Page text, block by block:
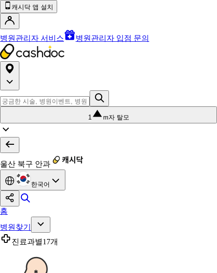
캐시닥 앱 설치
병원관리자 서비스 병원관리자 입점 문의
1 m자 탈모
울산 북구 안과
한국어
홈
병원찾기
진료과별17개